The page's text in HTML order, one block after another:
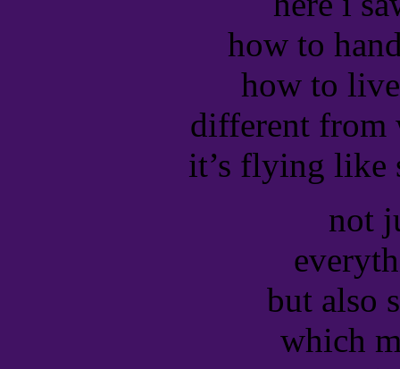
how to
how to
different from
it’s flying like
not
but also
which